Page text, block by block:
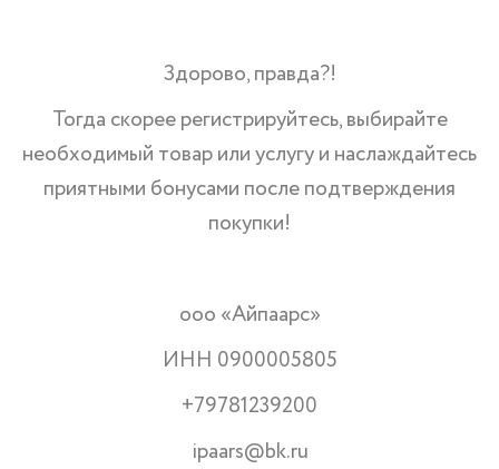
Здорово, правда?!
Тогда скорее регистрируйтесь, выбирайте
необходимый товар или услугу и наслаждайтесь
приятными бонусами после подтверждения
покупки!
ооо «Айпаарс»
ИНН 0900005805
+79781239200
ipaars@bk.ru